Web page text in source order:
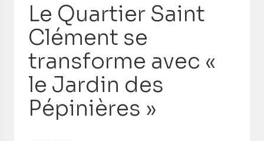
Le Quartier Saint
Clément se
transforme avec «
le Jardin des
Pépinières »